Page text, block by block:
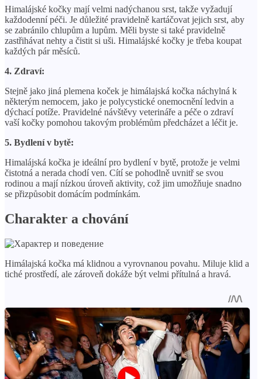
Himalájské kočky mají velmi nadýchanou srst, takže vyžadují
každodenní péči. Je důležité pravidelně kartáčovat jejich srst, aby
se zabránilo chlupům a lupům. Měli byste si také pravidelně
zastřihávat nehty a čistit si uši. Himalájské kočky je třeba koupat
každých pár měsíců.
4. Zdraví:
Stejně jako jiná plemena koček je himálajská kočka náchylná k
některým nemocem, jako je polycystické onemocnění ledvin a
dýchací potíže. Pravidelné návštěvy veterináře a péče o zdraví
vaší kočky pomohou takovým problémům předcházet a léčit je.
5. Bydlení v bytě:
Himalájská kočka je ideální pro bydlení v bytě, protože je velmi
čistotná a nerada chodí ven. Cítí se pohodlně uvnitř se svou
rodinou a mají nízkou úroveň aktivity, což jim umožňuje snadno
se přizpůsobit domácím podmínkám.
Charakter a chování
Himálajská kočka má klidnou a vyrovnanou povahu. Miluje klid a
tiché prostředí, ale zároveň dokáže být velmi přítulná a hravá.